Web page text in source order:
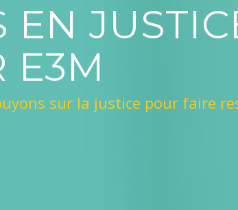
EN
E3M
sur la justice pour faire